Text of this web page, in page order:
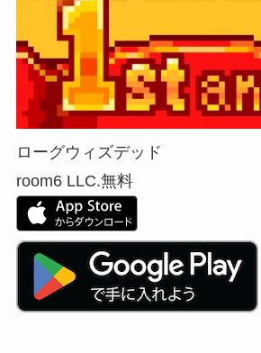
ローグウィズデッド
room6 LLC.無料